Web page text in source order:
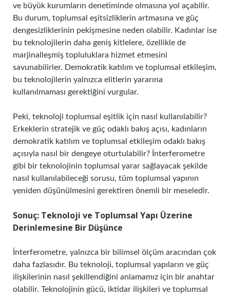
ve büyük kurumların denetiminde olmasına yol açabilir.
Bu durum, toplumsal eşitsizliklerin artmasına ve güç
dengesizliklerinin pekişmesine neden olabilir. Kadınlar ise
bu teknolojilerin daha geniş kitlelere, özellikle de
marjinalleşmiş topluluklara hizmet etmesini
savunabilirler. Demokratik katılım ve toplumsal etkileşim,
bu teknolojilerin yalnızca elitlerin yararına
kullanılmaması gerektiğini vurgular.
Peki, teknoloji toplumsal eşitlik için nasıl kullanılabilir?
Erkeklerin stratejik ve güç odaklı bakış açısı, kadınların
demokratik katılım ve toplumsal etkileşim odaklı bakış
açısıyla nasıl bir dengeye oturtulabilir? İnterferometre
gibi bir teknolojinin toplumsal yarar sağlayacak şekilde
nasıl kullanılabileceği sorusu, tüm toplumsal yapının
yeniden düşünülmesini gerektiren önemli bir meseledir.
Sonuç: Teknoloji ve Toplumsal Yapı Üzerine
Derinlemesine Bir Düşünce
İnterferometre, yalnızca bir bilimsel ölçüm aracından çok
daha fazlasıdır. Bu teknoloji, toplumsal yapıların ve güç
ilişkilerinin nasıl şekillendiğini anlamamız için bir anahtar
olabilir. Teknolojinin gücü, iktidar ilişkileri ve toplumsal